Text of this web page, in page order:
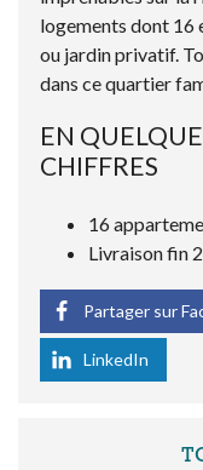
logements dont 16
ou jardin privatif.
dans ce quartier
EN
CHIFFRES
16
Livraison fin
Partager sur
LinkedIn